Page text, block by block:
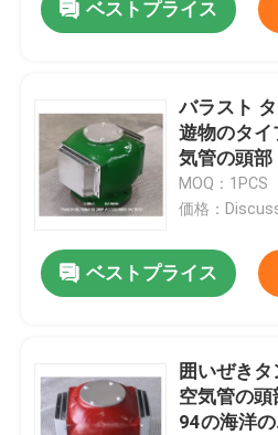
製品
企業情報
会社案内
お問い合わせ
ベストプライス
バラスト
遊物のタイ
気管の頭部
CB/T3594-
MOQ：1PCS
価格：
ベストプライス
囲いぜき
空気管の
94の海洋